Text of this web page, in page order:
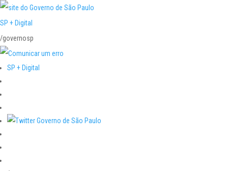
SP + Digital
/governosp
SP + Digital